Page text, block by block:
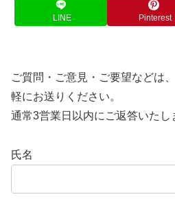
LINE Pinterest
ご質問・ご意見・ご要望などは
軽にお送りください。
通常3営業日以内にご返答いたし
氏名